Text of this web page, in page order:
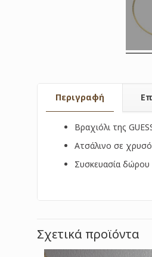
Περιγραφή
Βραχιόλι της
Ατσάλινο σε
Συσκευασία δώρου
Σχετικά προϊόντα